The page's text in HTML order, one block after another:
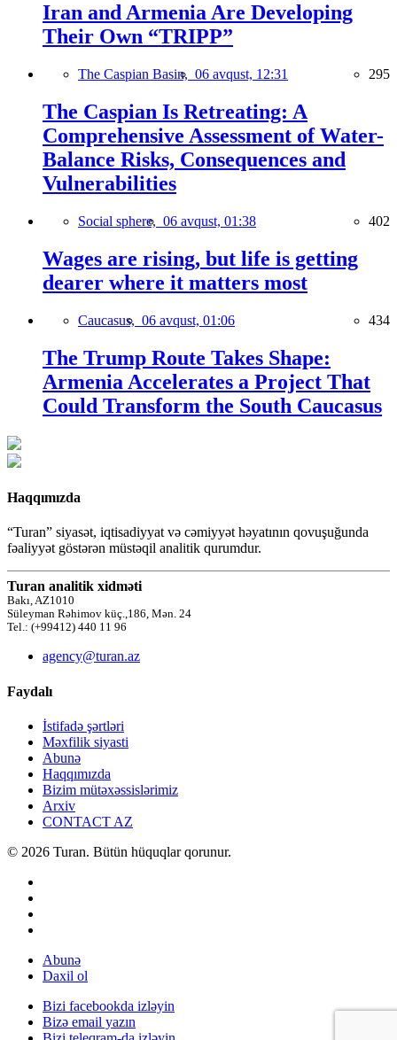
Iran and Armenia Are Developing
Their Own “TRIPP”
The Caspian Basin, 06 avqust, 12:31 295
The Caspian Is Retreating: A
Comprehensive Assessment of Water-
Balance Risks, Consequences and
Vulnerabilities
Social sphere, 06 avqust, 01:38 402
Wages are rising, but life is getting
dearer where it matters most
Caucasus, 06 avqust, 01:06 434
The Trump Route Takes Shape:
Armenia Accelerates a Project That
Could Transform the South Caucasus
Haqqımızda
“Turan” siyasət, iqtisadiyyat və cəmiyyət həyatının qovuşuğunda
fəaliyyət göstərən müstəqil analitik qurumdur.
Turan analitik xidməti
Bakı, AZ1010
Süleyman Rəhimov küç.,186, Mən. 24
Tel.: (+99412) 440 11 96
agency@turan.az
Faydalı
İstifadə şərtləri
Məxfilik siyasti
Abunə
Haqqımızda
Bizim mütəxəssislərimiz
Arxiv
CONTACT AZ
© 2026 Turan. Bütün hüquqlar qorunur.
Abunə
Daxil ol
Bizi facebookda izləyin
Bizə email yazın